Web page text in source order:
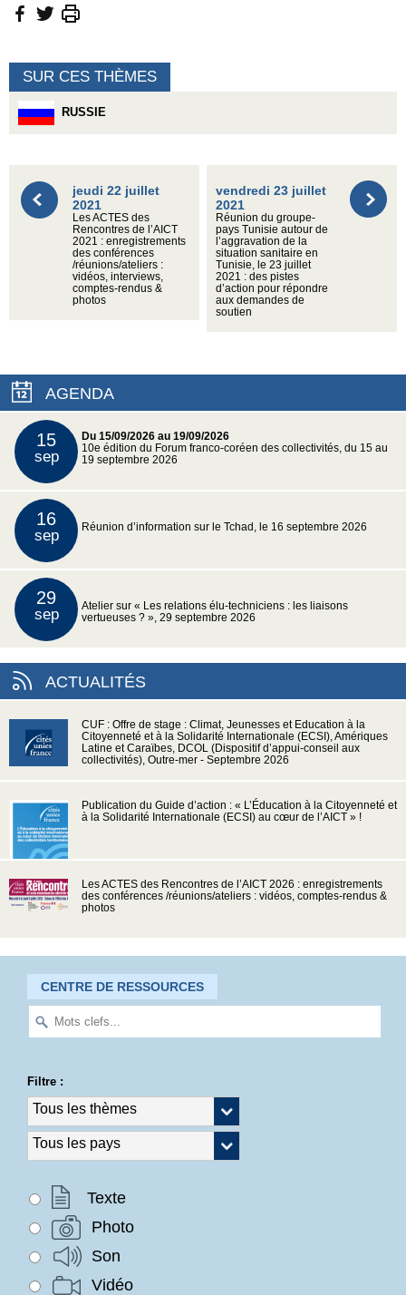
SUR CES THÈMES
RUSSIE
jeudi 22 juillet
2021
Les ACTES des
Rencontres de l’AICT
2021 : enregistrements
des conférences
/réunions/ateliers :
vidéos, interviews,
comptes-rendus &
photos
vendredi 23 juillet
2021
Réunion du groupe-
pays Tunisie autour de
l’aggravation de la
situation sanitaire en
Tunisie, le 23 juillet
2021 : des pistes
d’action pour répondre
aux demandes de
soutien
AGENDA
15
sep
Du 15/09/2026 au 19/09/2026
10e édition du Forum franco-coréen des collectivités, du 15 au
19 septembre 2026
16
sep Réunion d’information sur le Tchad, le 16 septembre 2026
29
sep
Atelier sur « Les relations élu-techniciens : les liaisons
vertueuses ? », 29 septembre 2026
ACTUALITÉS
CUF : Offre de stage : Climat, Jeunesses et Education à la
Citoyenneté et à la Solidarité Internationale (ECSI), Amériques
Latine et Caraïbes, DCOL (Dispositif d’appui-conseil aux
collectivités), Outre-mer - Septembre 2026
Publication du Guide d’action : « L’Éducation à la Citoyenneté et
à la Solidarité Internationale (ECSI) au cœur de l’AICT » !
Les ACTES des Rencontres de l’AICT 2026 : enregistrements
des conférences /réunions/ateliers : vidéos, comptes-rendus &
photos
CENTRE DE RESSOURCES
Filtre :
Texte
Photo
Son
Vidéo